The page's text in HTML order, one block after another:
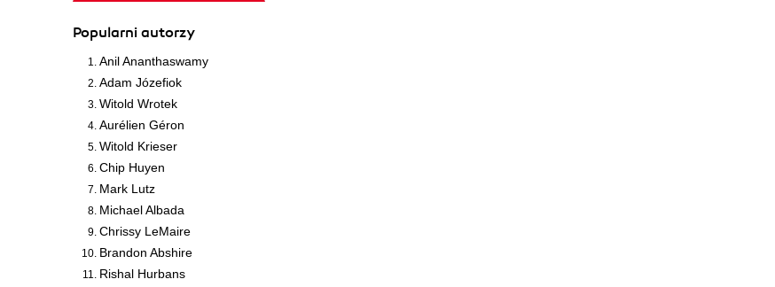
Popularni autorzy
Anil Ananthaswamy
Adam Józefiok
Witold Wrotek
Aurélien Géron
Witold Krieser
Chip Huyen
Mark Lutz
Michael Albada
Chrissy LeMaire
Brandon Abshire
Rishal Hurbans